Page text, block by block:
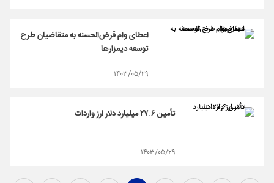
اعطای وام قرض‌الحسنه به متقاضیان طرح
توسعه دیمزارها
۱۴۰۳/۰۵/۲۹
تأمین ۲۷.۶ میلیارد دلار ارز واردات
۱۴۰۳/۰۵/۲۹